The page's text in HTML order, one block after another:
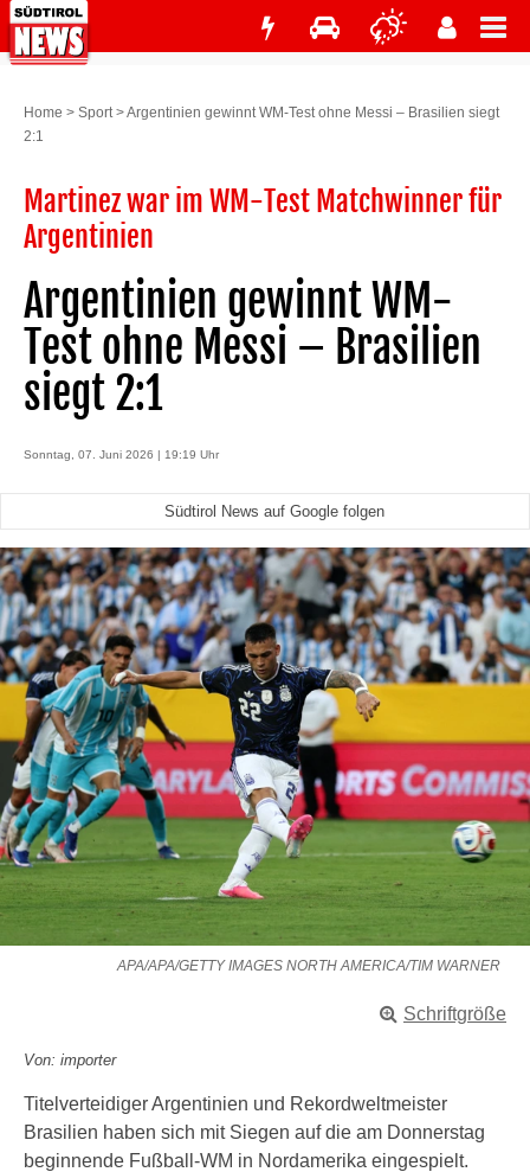
Home > Sport>Argentinien gewinnt WM-Test ohne Messi – Brasilien siegt
2:1
Martinez war im WM-Test Matchwinner für
Argentinien
Argentinien gewinnt WM-
Test ohne Messi – Brasilien
siegt 2:1
Sonntag, 07. Juni 2026 | 19:19 Uhr
Südtirol News auf Google folgen
APA/APA/GETTY IMAGES NORTH AMERICA/TIM WARNER
Schriftgröße
Von: importer
Titelverteidiger Argentinien und Rekordweltmeister
Brasilien haben sich mit Siegen auf die am Donnerstag
beginnende Fußball-WM in Nordamerika eingespielt.